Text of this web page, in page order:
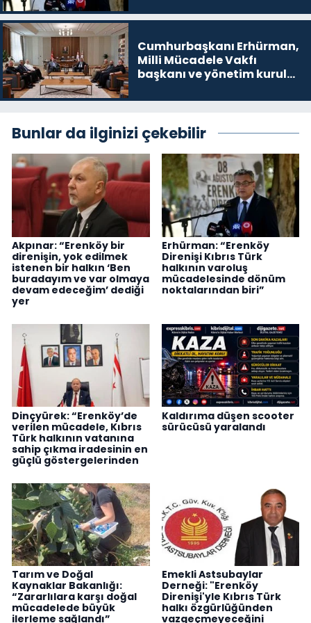
Cumhurbaşkanı Erhürman,
Milli Mücadele Vakfı
başkanı ve yönetim kurulu
Bunlar da ilginizi çekebilir
Akpınar: “Erenköy bir
direnişin, yok edilmek
istenen bir halkın ‘Ben
buradayım ve var olmaya
devam edeceğim’ dediği
yer
Erhürman: “Erenköy
Direnişi Kıbrıs Türk
halkının varoluş
mücadelesinde dönüm
noktalarından biri”
Dinçyürek: “Erenköy’de
verilen mücadele, Kıbrıs
Türk halkının vatanına
sahip çıkma iradesinin en
güçlü göstergelerinden
Kaldırıma düşen scooter
sürücüsü yaralandı
Tarım ve Doğal
Kaynaklar Bakanlığı:
“Zararlılara karşı doğal
mücadelede büyük
ilerleme sağlandı”
Emekli Astsubaylar
Derneği: "Erenköy
Direnişi'yle Kıbrıs Türk
halkı özgürlüğünden
vazgeçmeyeceğini